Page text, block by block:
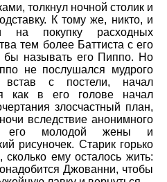
толкнул ночной столик и
К тому же, никто, и
на покупку расходных
тем более Баттиста с его
бы называть его Пиппо. Но
не послушался мудрого
с постели, начал
как в его голове начал
злосчастный план,
вследствие анонимного
его молодой жены и
рисуночек. Старик горько
ему осталось жить:
Джованни, чтобы